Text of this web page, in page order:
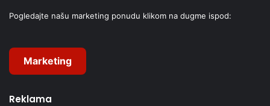
Pogledajte našu marketing ponudu klikom na dugme ispod:
Marketing
Reklama